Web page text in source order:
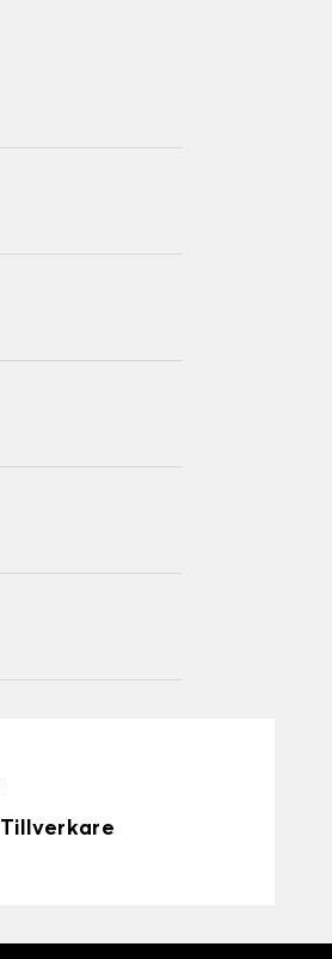
Tillverkare